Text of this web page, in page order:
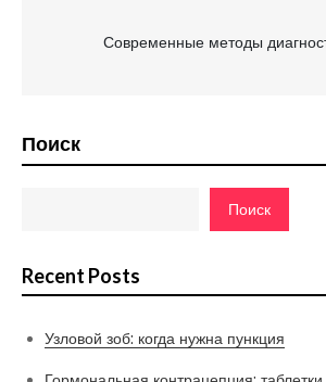
Современные методы
Поиск
Поиск
Recent Posts
Узловой зоб: когда нужна пункция